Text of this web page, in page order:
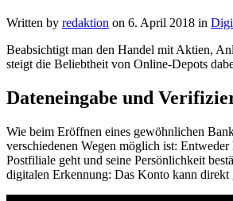
Written by redaktion on 6. April 2018 in
Beabsichtigt man den Handel mit Aktien,
steigt die Beliebtheit von Online-Depots
Dateneingabe und
Wie beim Eröffnen eines gewöhnlichen
verschiedenen Wegen möglich ist:
Postfiliale geht und seine Persönlichkeit
digitalen Erkennung: Das Konto kann direkt